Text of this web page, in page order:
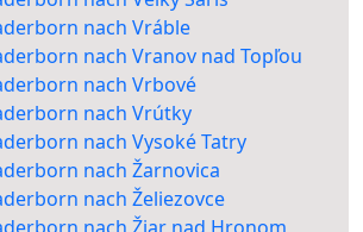
nach Vráble
nach Vranov nad Topľou
nach Vrbové
nach Vrútky
nach Vysoké Tatry
nach Žarnovica
nach Želiezovce